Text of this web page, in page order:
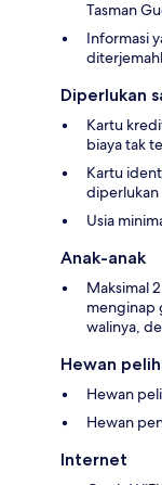
Tasman
Informasi
Diperlukan
Kartu
biaya tak
Kartu
diperlukan
Usia
Anak-anak
Maksimal
menginap
walinya,
Hewan
Hewan
Hewan
Internet